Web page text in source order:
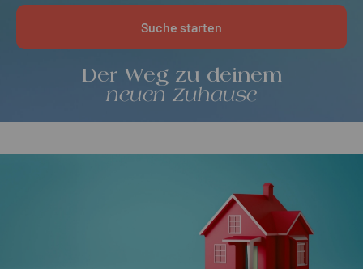
Der Weg zu deinem
neuen Zuhause
Suche starten